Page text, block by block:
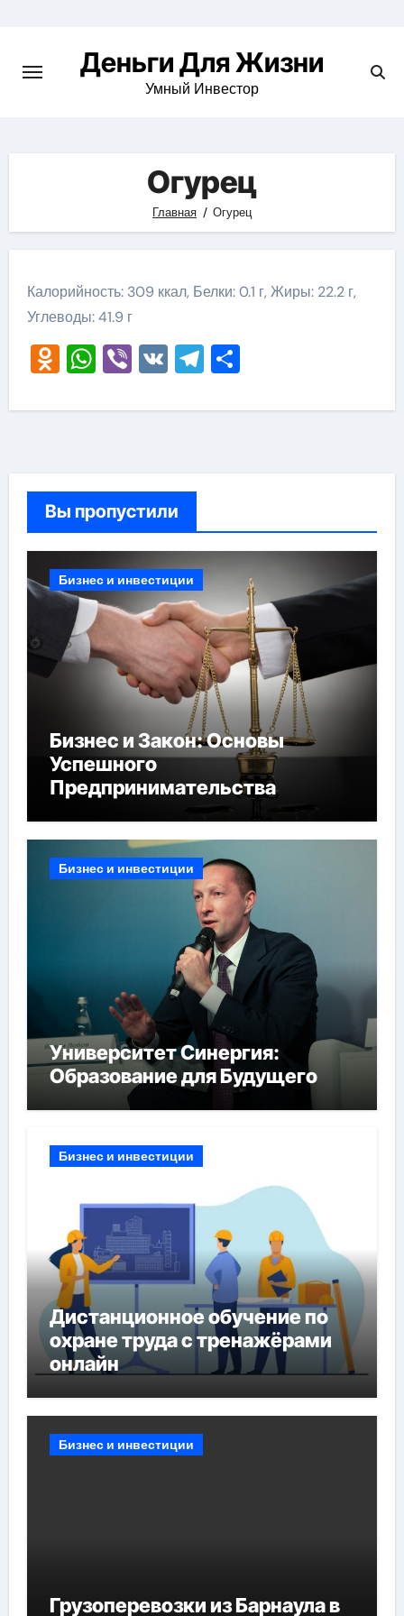
содержимомуДеньги Для Жизни
Умный Инвестор
Огурец
Главная Огурец
Калорийность: 309 ккал, Белки: 0.1 г, Жиры: 22.2 г,
Углеводы: 41.9 г
Odnoklassniki
WhatsApp
Viber
VKTelegram
Отправить
Вы пропустили
Бизнес и инвестиции
Бизнес и Закон: Основы
Успешного
Предпринимательства
Бизнес и инвестиции
Университет Синергия:
Образование для Будущего
Бизнес и инвестиции
Дистанционное обучение по
охране труда с тренажёрами
онлайн
Бизнес и инвестиции
Грузоперевозки из Барнаула в